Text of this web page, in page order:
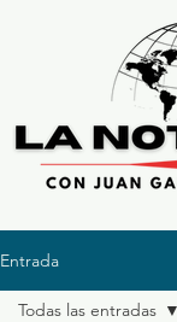
Entrada
Todas las entradas